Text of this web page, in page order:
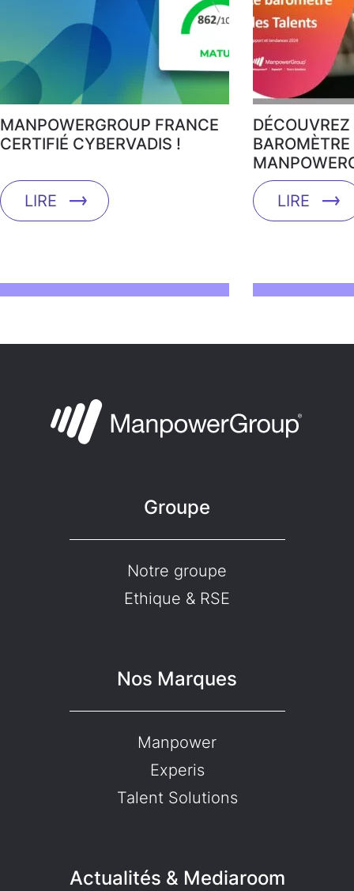
MANPOWERGROUP FRANCE
CERTIFIÉ CYBERVADIS !
LIRE
DÉCOUVREZ
LIRE
Groupe
Notre groupe
Ethique & RSE
Nos Marques
Manpower
Experis
Talent Solutions
Actualités & Mediaroom